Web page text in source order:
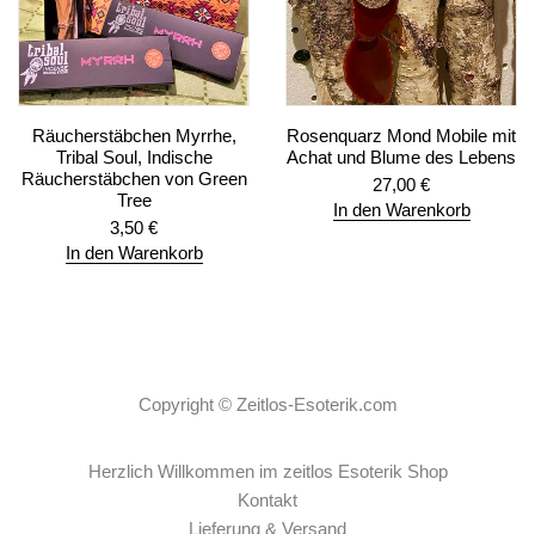
Räucherstäbchen Myrrhe,
Tribal Soul, Indische
Räucherstäbchen von Green
Tree
3,50 €
In den Warenkorb
Rosenquarz Mond Mobile mit
Achat und Blume des Lebens
27,00 €
In den Warenkorb
Copyright © Zeitlos-Esoterik.com
Herzlich Willkommen im zeitlos Esoterik Shop
Kontakt
Lieferung & Versand